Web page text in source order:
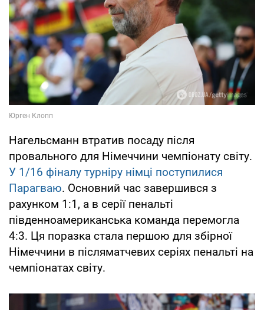
Нагельсманн втратив посаду після
провального для Німеччини чемпіонату світу.
У 1/16 фіналу турніру німці поступилися
Парагваю. Основний час завершився з
рахунком 1:1, а в серії пенальті
південноамериканська команда перемогла
4:3. Ця поразка стала першою для збірної
Німеччини в післяматчевих серіях пенальті на
чемпіонатах світу.